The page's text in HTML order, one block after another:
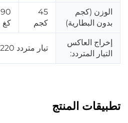
الوزن (كجم
بدون البطارية)
45
كجم
90
كغ
إخراج العاكس
التيار المتردد:
تيار متردد 220 فولت / 5 كيلوواط
تطبيقات المنتج